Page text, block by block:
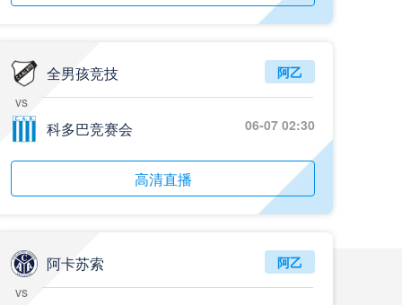
全男孩竞技
vs
科多巴竞赛会
阿乙
06-07 02:30
高清直播
阿卡苏索
vs
阿乙